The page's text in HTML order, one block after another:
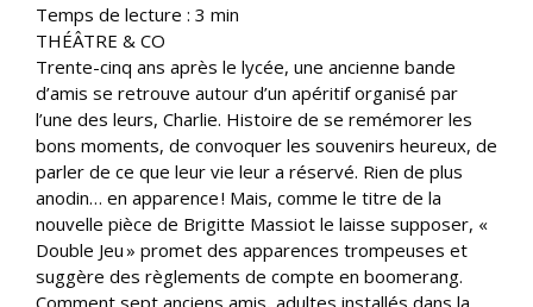
Temps de lecture : 3 min
THÉÂTRE & CO
Trente-cinq ans après le lycée, une ancienne bande
d’amis se retrouve autour d’un apéritif organisé par
l’une des leurs, Charlie. Histoire de se remémorer les
bons moments, de convoquer les souvenirs heureux, de
parler de ce que leur vie leur a réservé. Rien de plus
anodin… en apparence ! Mais, comme le titre de la
nouvelle pièce de Brigitte Massiot le laisse supposer, «
Double Jeu » promet des apparences trompeuses et
suggère des règlements de compte en boomerang.
Comment sept anciens amis, adultes installés dans la